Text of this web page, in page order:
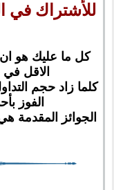
للأشتراك في
كل ما عليك هو
الاقل
كلما زاد حجم
الفوز
الجوائز المقدمة